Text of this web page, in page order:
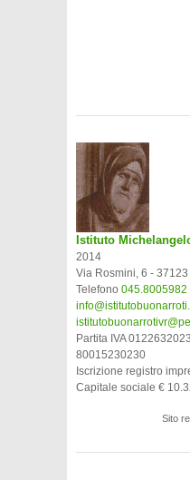
Istituto
2014
Via Rosmini, 6 -
Telefono 045.8005982
Partita IVA
80015230230
Iscrizione registro
Capitale sociale €
Sito